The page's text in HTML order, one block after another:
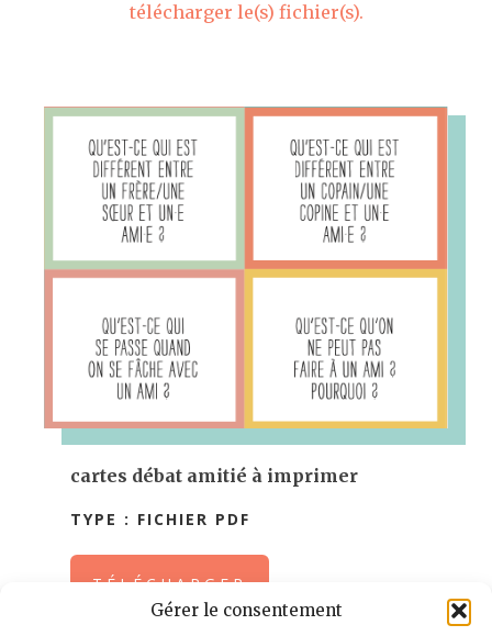
Gérer le consentement
télécharger le(s) fichier(s).
cartes débat amitié à imprimer
TYPE : FICHIER PDF
TÉLÉCHARGER